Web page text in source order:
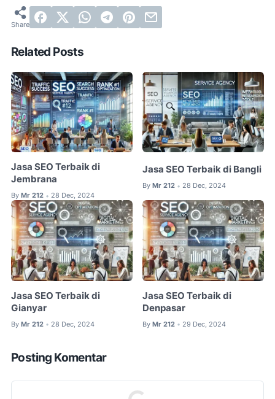
Related Posts
Jasa SEO Terbaik di
Jembrana
By Mr 212 • 28 Dec, 2024
Jasa SEO Terbaik di Bangli
By Mr 212 • 28 Dec, 2024
Jasa SEO Terbaik di
Gianyar
By Mr 212 • 28 Dec, 2024
Jasa SEO Terbaik di
Denpasar
By Mr 212 • 29 Dec, 2024
Posting Komentar